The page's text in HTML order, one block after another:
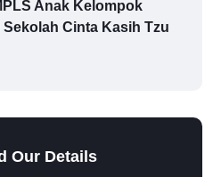
Anak Kelompok
Sekolah Cinta Kasih Tzu
Our Details